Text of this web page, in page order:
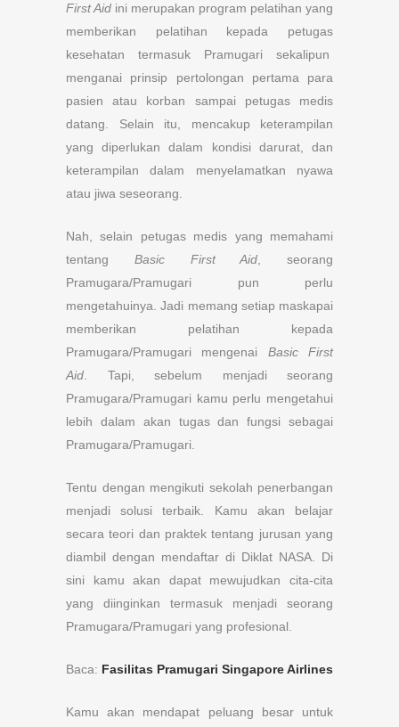
First Aid ini merupakan program pelatihan yang
memberikan pelatihan kepada petugas
kesehatan termasuk Pramugari sekalipun
menganai prinsip pertolongan pertama para
pasien atau korban sampai petugas medis
datang. Selain itu, mencakup keterampilan
yang diperlukan dalam kondisi darurat, dan
keterampilan dalam menyelamatkan nyawa
atau jiwa seseorang.
Nah, selain petugas medis yang memahami
tentang Basic First Aid , seorang
Pramugara/Pramugari pun perlu
mengetahuinya. Jadi memang setiap maskapai
memberikan pelatihan kepada
Pramugara/Pramugari mengenai Basic First
Aid . Tapi, sebelum menjadi seorang
Pramugara/Pramugari kamu perlu mengetahui
lebih dalam akan tugas dan fungsi sebagai
Pramugara/Pramugari.
Tentu dengan mengikuti sekolah penerbangan
menjadi solusi terbaik. Kamu akan belajar
secara teori dan praktek tentang jurusan yang
diambil dengan mendaftar di Diklat NASA. Di
sini kamu akan dapat mewujudkan cita-cita
yang diinginkan termasuk menjadi seorang
Pramugara/Pramugari yang profesional.
Baca: Fasilitas Pramugari Singapore Airlines
Kamu akan mendapat peluang besar untuk